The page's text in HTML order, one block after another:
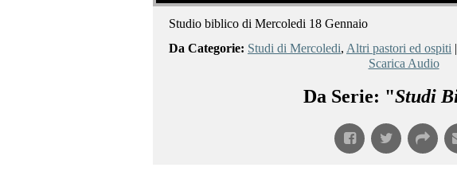
Studio biblico di Mercoledi 18 Gennaio
Da Categorie: Studi di Mercoledi, Altri pastori ed ospiti |
Scarica Audio
Da Serie: "Studi